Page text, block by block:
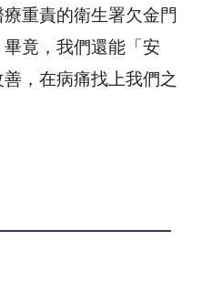
重責的衛生署欠金門
竟，我們還能「安
，在病痛找上我們之